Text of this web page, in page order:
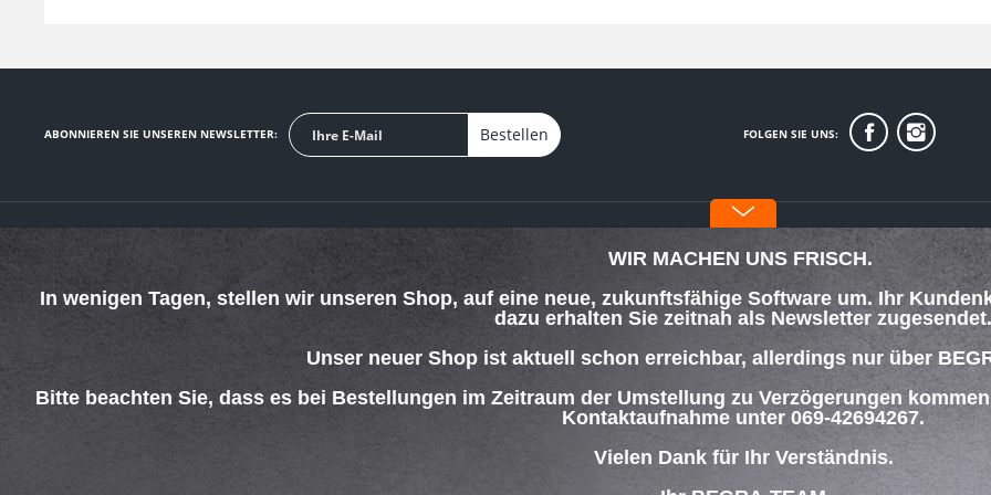
ABONNIEREN SIE UNSEREN NEWSLETTER: Bestellen FOLGEN SIE UNS:
WIR MACHEN UNS FRISCH.
In wenigen Tagen, stellen wir unseren Shop, auf eine neue, zukunftsfähige Software um. Ihr
dazu erhalten Sie zeitnah als Newsletter zugesendet.
Unser neuer Shop ist aktuell schon erreichbar, allerdings nur über
Bitte beachten Sie, dass es bei Bestellungen im Zeitraum der Umstellung zu Verzögerungen
Kontaktaufnahme unter 069-42694267.
Vielen Dank für Ihr Verständnis.
SERVICE HOTLINE
Telefonische Unterstützung und Beratung unter:
069 - 4269 4267
Mo-Do. 08:00 - 15:00 Uhr
SHOP SERVICE
Defektes Produkt
Verpackungsentsorgung
Rückgabe
Batterieentsorgung
INFORMATIONEN
Über uns
Datenschutz
Impressum